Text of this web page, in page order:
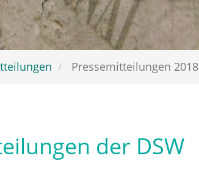
Pressemitteilungen 2018
der DSW